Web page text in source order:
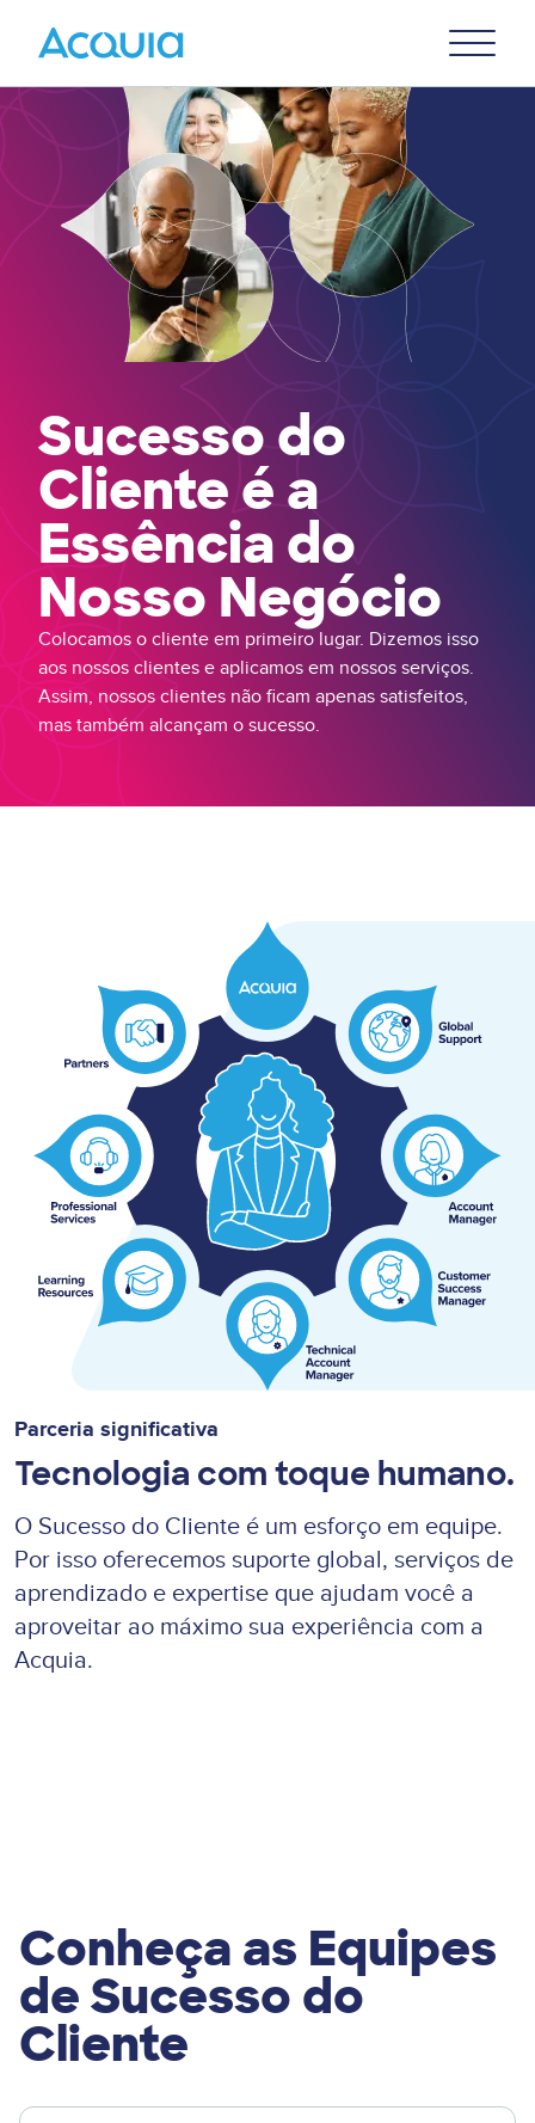
Menu
Sucesso do
Cliente é a
Essência do
Nosso Negócio
Colocamos o cliente em primeiro lugar. Dizemos isso
aos nossos clientes e aplicamos em nossos serviços.
Assim, nossos clientes não ficam apenas satisfeitos,
mas também alcançam o sucesso.
Parceria significativa
Tecnologia com toque humano.
O Sucesso do Cliente é um esforço em equipe.
Por isso oferecemos suporte global, serviços de
aprendizado e expertise que ajudam você a
aproveitar ao máximo sua experiência com a
Acquia.
Conheça as Equipes
de Sucesso do
Cliente